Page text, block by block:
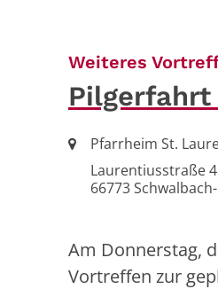
Weiteres
Pilgerfahrt
Ort:Pfarrheim St.
Laurentiusstraße
66773
Am Donnerstag,
Vortreffen zur